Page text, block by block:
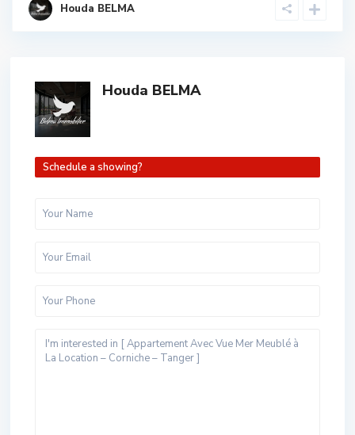
Houda BELMA
Houda BELMA
Schedule a showing?